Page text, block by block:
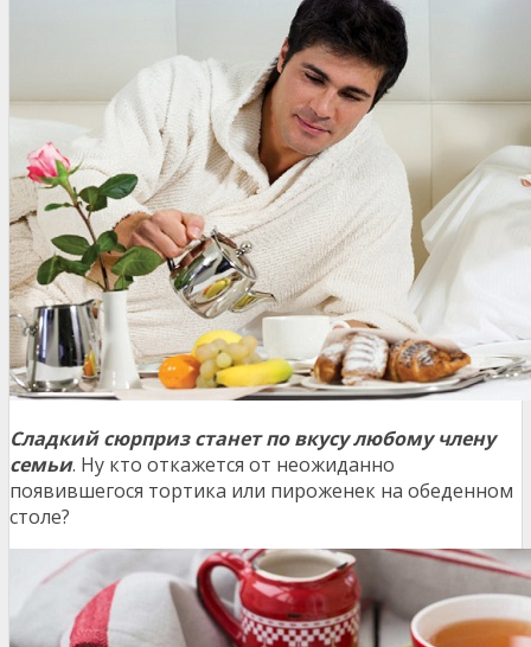
Сладкий сюрприз станет по вкусу любому члену
семьи. Ну кто откажется от неожиданно
появившегося тортика или пироженек на обеденном
столе?